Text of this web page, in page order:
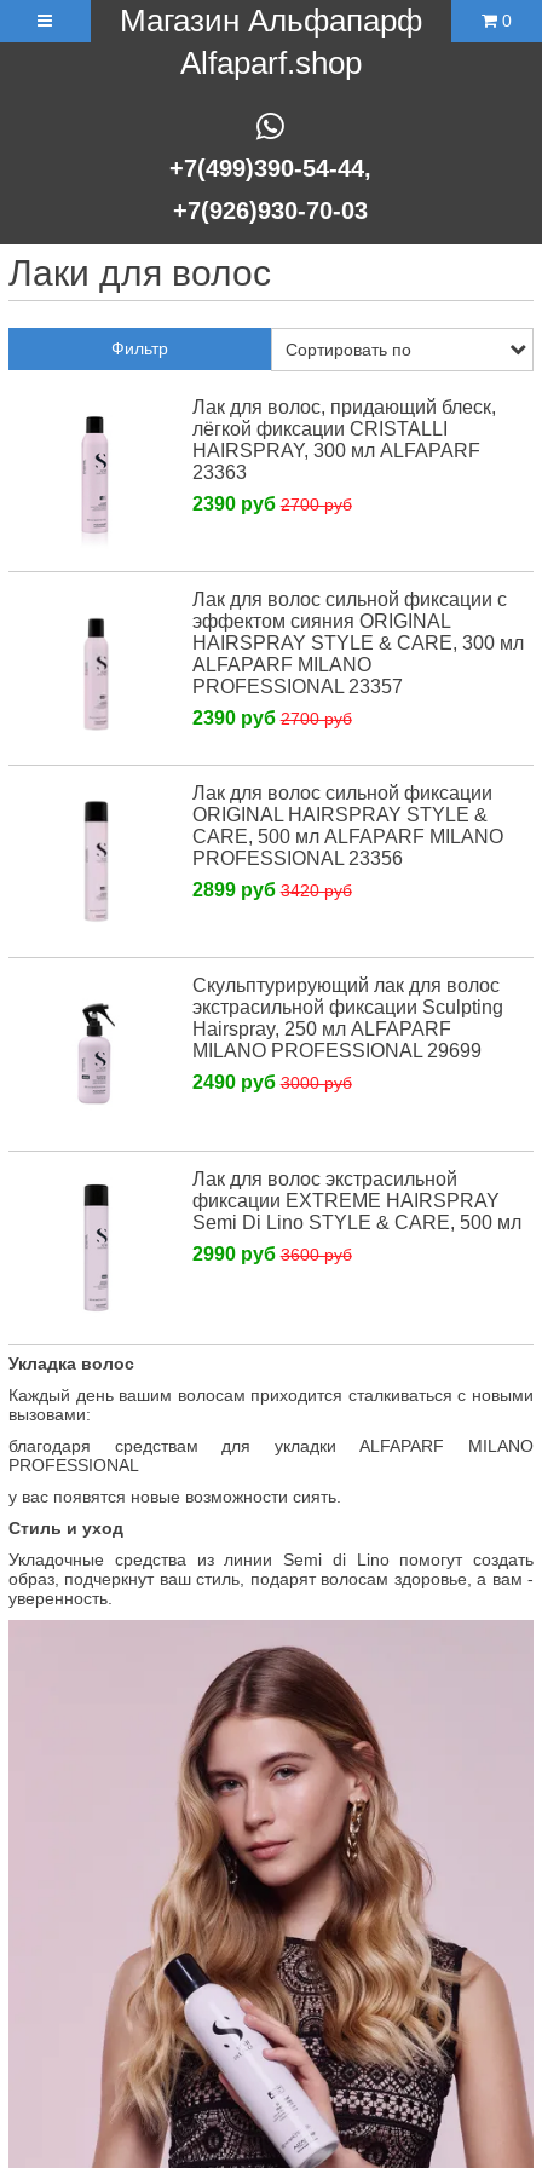
Магазин Альфапарф
Alfaparf.shop
+7(499)390-54-44,
+7(926)930-70-03
0
Лаки для волос
Фильтр
Лак для волос, придающий блеск,
лёгкой фиксации CRISTALLI
HAIRSPRAY, 300 мл ALFAPARF
23363
2390 руб2700 руб
Лак для волос сильной фиксации с
эффектом сияния ORIGINAL
HAIRSPRAY STYLE & CARE, 300 мл
ALFAPARF MILANO
PROFESSIONAL 23357
2390 руб2700 руб
Лак для волос сильной фиксации
ORIGINAL HAIRSPRAY STYLE &
CARE, 500 мл ALFAPARF MILANO
PROFESSIONAL 23356
2899 руб3420 руб
Скульптурирующий лак для волос
экстрасильной фиксации Sculpting
Hairspray, 250 мл ALFAPARF
MILANO PROFESSIONAL 29699
2490 руб3000 руб
Лак для волос экстрасильной
фиксации EXTREME HAIRSPRAY
Semi Di Lino STYLE & CARE, 500 мл
2990 руб3600 руб
Укладка волос
Каждый день вашим волосам приходится сталкиваться с новыми
вызовами:
благодаря средствам для укладки ALFAPARF MILANO
PROFESSIONAL
у вас появятся новые возможности сиять.
Стиль и уход
Укладочные средства из линии Semi di Lino помогут создать
образ, подчеркнут ваш стиль, подарят волосам здоровье, а вам -
уверенность.